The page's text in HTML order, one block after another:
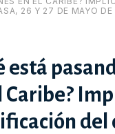
26 Y 27 DE MAYO
está
Caribe?
del